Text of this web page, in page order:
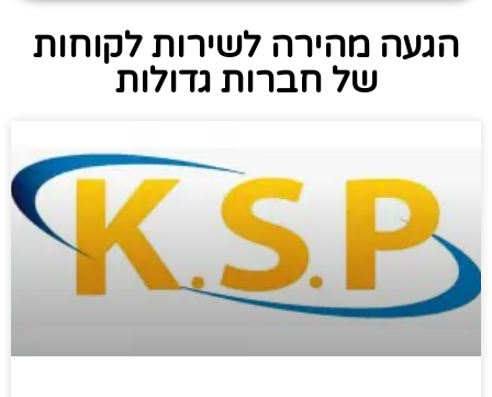
הגעה מהירה לשירות לקוחות
של חברות גדולות